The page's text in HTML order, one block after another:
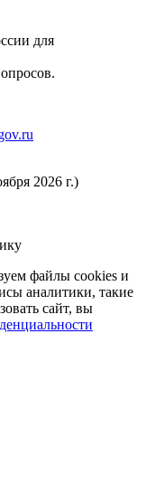
для
2026 г.)
файлы cookies и
аналитики, такие
сайт, вы